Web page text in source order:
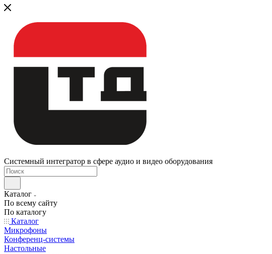
Системный интегратор в сфере аудио и видео оборудования
Каталог
По всему сайту
По каталогу
Каталог
Микрофоны
Конференц-системы
Настольные